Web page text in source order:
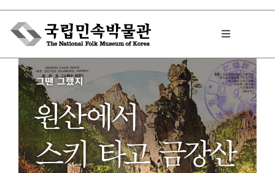
Skip
content
Toggle
박물관에서는
민속이야기